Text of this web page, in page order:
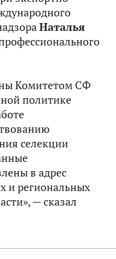
Наталья
Комитетом СФ
политике
селекции
в адрес
и региональных
— сказал